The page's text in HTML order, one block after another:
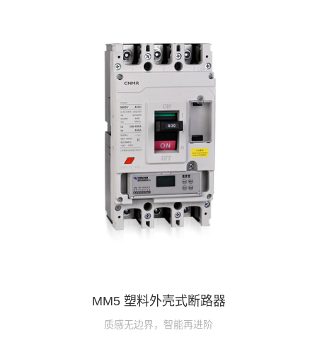
MM5 塑料外壳式断路器
质感无边界，智能再进阶